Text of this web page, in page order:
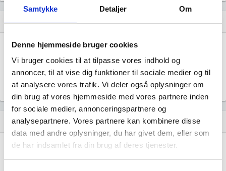
Samtykke Detaljer Om
Denne hjemmeside bruger cookies
Vi bruger cookies til at tilpasse vores indhold og
annoncer, til at vise dig funktioner til sociale medier og til
at analysere vores trafik. Vi deler også oplysninger om
din brug af vores hjemmeside med vores partnere inden
for sociale medier, annonceringspartnere og
analysepartnere. Vores partnere kan kombinere disse
data med andre oplysninger, du har givet dem, eller som
de har indsamlet fra din brug af deres tjenester.
file_download Hent årsrapporter som PDF
Årsrapporten 2025-12
Årsrapporten 2024-12 file_download
assignment Regnskaber
Resultat i 1000 DKK 2025-12 2024-12